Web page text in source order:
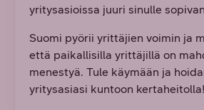
yritysasioissa juuri sinulle
Suomi pyörii yrittäjien voimin ja
että paikallisilla yrittäjillä on
menestyä. Tule käymään ja
yritysasiasi kuntoon kertaheitolla!